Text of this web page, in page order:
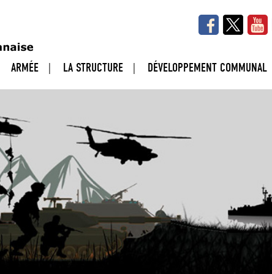
ARMÉE LA STRUCTURE DÉVELOPPEMENT COMMUNAL